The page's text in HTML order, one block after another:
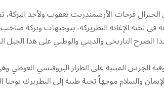
فرحات الأرشمندريت يعقوب ولأخذ البركة،
في لجنة الإغاثة البطريركة، بتوجيهات وبركة
الصرح التاريخي والديني والوطني على هذا
وقبة الجرس المبنية على الطراز البروفنسي
والسلام موجهاً تحية طيبة إلى البطريرك يوحنا